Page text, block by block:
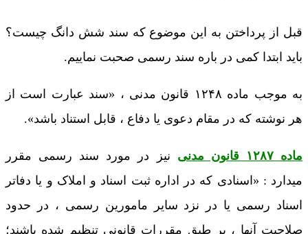
قبل از پرداختن به این موضوع که سند شش دانگ چیست؟
باید ابتدا کمی در باره سند رسمی صحبت نماییم.
به موجب ماده ۱۲۴۸ قانون مدنی ، «سند عبارت است از
هر نوشته كه در مقام دعوی یا دفاع ، قابل استناد باشد».
ماده ۱۲۸۷ قانون مدنی
نیز در مورد سند رسمی مقرر
میدارد : «اسنادی که در اداره ثبت اسناد و املاک و یا دفاتر
اسناد رسمی یا در نزد سایر مامورین رسمی ، در حدود
صلاحیت آنها ، بر طبق مقررات قانونی تنظیم شده باشند؛